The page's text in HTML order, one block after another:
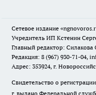
Сетевое издание
Учредитель ИП Кстенин
Главный редактор: Силакова
Редакция: 8 (967) 930-71-04,
Адрес: 353924, г.
Свидетельство о
г. выдано Федеральной